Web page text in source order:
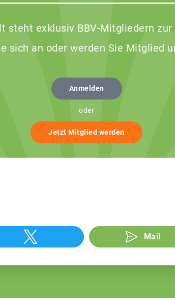
steht exklusiv BBV-Mitgliedern zur
sich an oder werden Sie Mitglied
Anmelden
oder
Jetzt Mitglied werden
Mail